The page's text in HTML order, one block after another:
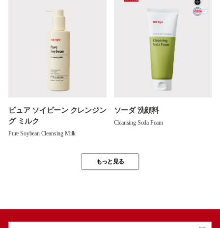
ピュア ソイビーン クレンジン
グ ミルク
Pure Soybean Cleansing Milk
ソーダ 洗顔料
Cleansing Soda Foam
もっと見る